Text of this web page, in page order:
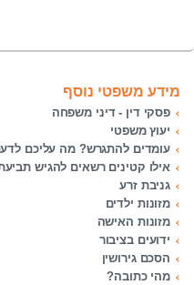
מידע משפטי נוסף
פסקי דין - דיני משפחה
יעוץ משפטי
עומדים להתגרש? מה עליכם
אילו קטינים רשאים להגיש
גניבת זרע
מזונות ילדים
מזונות האישה
ידועים בציבור
הסכם גירושין
מהי כתובה?